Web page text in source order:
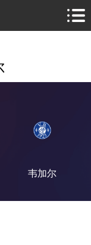
韦加尔